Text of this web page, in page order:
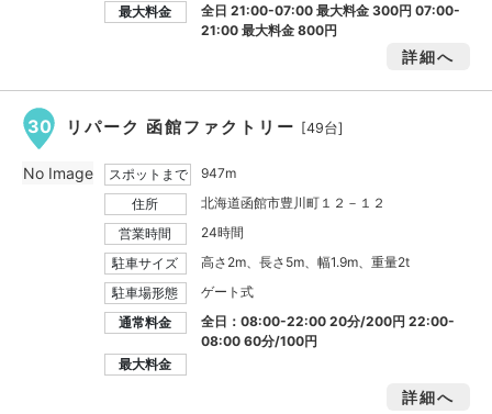
最大料金
全日 21:00-07:00 最大料金300円07:00-
21:00 最大料金800円
詳細へ
30 リパーク 函館ファクトリー [49台]
スポットまで
947m
住所
北海道函館市豊川町１２－１２
営業時間
24時間
駐車サイズ
高さ2m、長さ5m、幅1.9m、重量2t
駐車場形態
ゲート式
通常料金
全日：08:00-22:00 20分/200円 22:00-
08:00 60分/100円
最大料金
詳細へ
No Image